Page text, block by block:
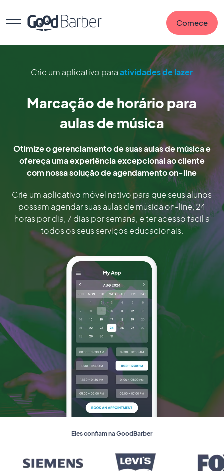
Comece
Crie um aplicativo paraatividades de lazer
Marcação de horário para
aulas de música
Otimize o gerenciamento de suas aulas de música e
ofereça uma experiência excepcional ao cliente
com nossa solução de agendamento on-line
Crie um aplicativo móvel nativo para que seus alunos
possam agendar suas aulas de música on-line, 24
horas por dia, 7 dias por semana, e ter acesso fácil a
todos os seus serviços educacionais.
Eles confiam na GoodBarber